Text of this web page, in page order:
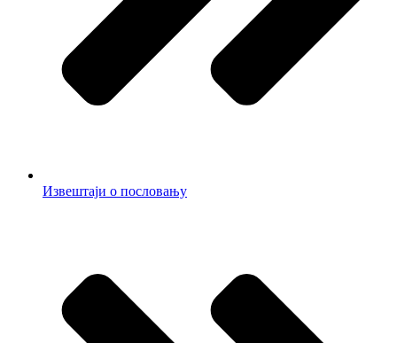
Извештаји о пословању